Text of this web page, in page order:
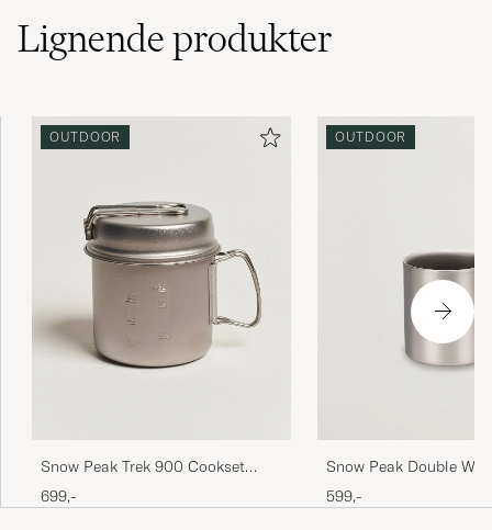
Lignendeprodukter
OUTDOOR
Snow Peak Trek 900 Cookset
Titanium
699,-
OUTDOOR
Snow Peak Double
Mug 300 Titanium
599,-